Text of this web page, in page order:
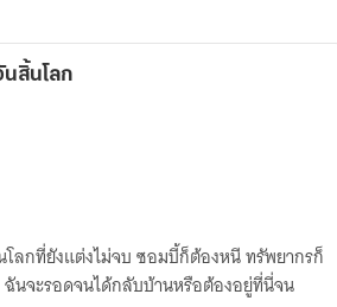
สิ้นโลก
โลกที่ยังแต่งไม่จบ ซอมบี้ก็ต้องหนี ทรัพยากรก็
ฉันจะรอดจนได้กลับบ้านหรือต้องอยู่ที่นี่จน